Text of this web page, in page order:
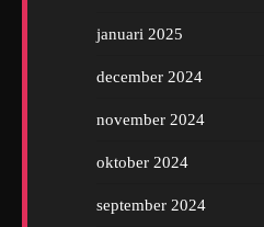
januari 2025
december 2024
november 2024
oktober 2024
september 2024